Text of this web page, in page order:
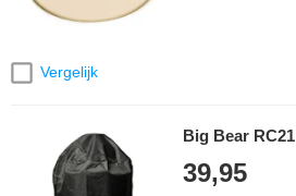
Vergelijk
Big Bear RC21
39,95